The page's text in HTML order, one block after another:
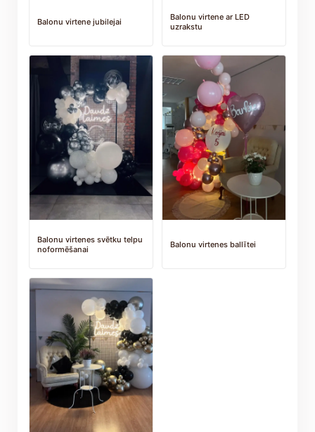
Balonu virtene jubilejai
Balonu virtene ar LED
uzrakstu
Balonu virtenes svētku telpu
noformēšanai
Balonu virtenes ballītei